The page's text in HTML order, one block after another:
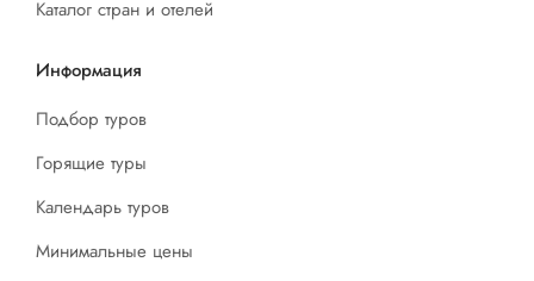
Каталог стран и отелей
Информация
Подбор туров
Горящие туры
Календарь туров
Минимальные цены